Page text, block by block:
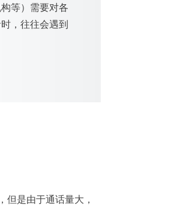
等）需要对各
，往往会遇到
是由于通话量大，